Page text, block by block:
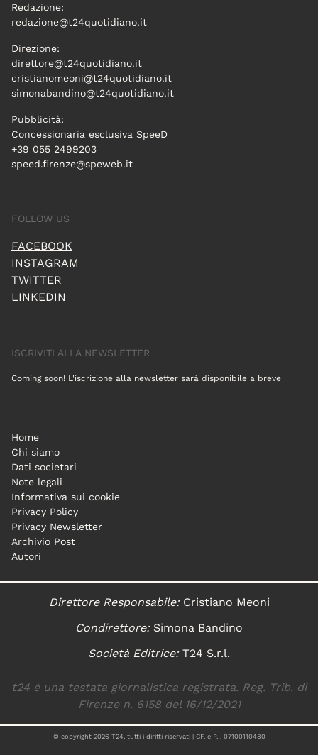
Redazione:
redazione@t24quotidiano.it
Direzione:
direttore@t24quotidiano.it
cristianomeoni@t24quotidiano.it
simonabandino@t24quotidiano.it
Pubblicità:
Concessionaria esclusiva SpeeD
+39 055 2499203
speed.firenze@speweb.it
FOLLOW US
FACEBOOK
INSTAGRAM
TWITTER
LINKEDIN
ISCRIVITI ALLA NEWSLETTER
Coming soon! L'iscrizione alla newsletter sarà disponibile a breve
Home
Chi siamo
Dati societari
Note legali
Informativa sui cookie
Privacy Policy
Privacy Newsletter
Archivio Post
Autori
Direttore Responsabile:Cristiano Meoni
Condirettore:Simona Bandino
Società Editrice:T24 S.r.l.
t24 è una testata giornalistica registrata. Reg. Trib. di
Firenze n. 6158 del 16/12/2021
© copyright 2026 T24, tutti i diritti riservati | CF. e P.I. 07100110480